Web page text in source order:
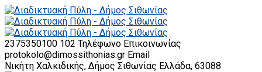
2375350100 102 Τηλέφωνο Επικοινωνίας
protokolo@dimossithonias.gr Email
Νικήτη Χαλκιδικής, Δήμος Σιθωνίας Ελλάδα, 63088